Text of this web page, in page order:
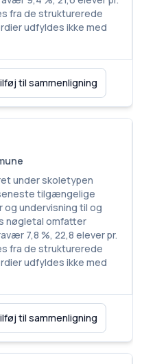
fra de strukturerede
udfyldes ikke med
til sammenligning
under skoletypen
tilgængelige
og undervisning til og
nøgletal omfatter
7,8 %, 22,8 elever pr.
fra de strukturerede
udfyldes ikke med
til sammenligning